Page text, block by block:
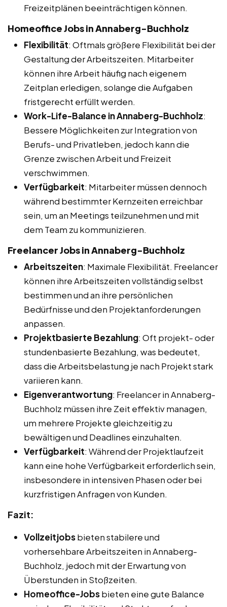
Freizeitplänen beeinträchtigen können.
Homeoffice Jobs in Annaberg-Buchholz
Flexibilität: Oftmals größere Flexibilität bei der
Gestaltung der Arbeitszeiten. Mitarbeiter
können ihre Arbeit häufig nach eigenem
Zeitplan erledigen, solange die Aufgaben
fristgerecht erfüllt werden.
Work-Life-Balance in Annaberg-Buchholz:
Bessere Möglichkeiten zur Integration von
Berufs- und Privatleben, jedoch kann die
Grenze zwischen Arbeit und Freizeit
verschwimmen.
Verfügbarkeit: Mitarbeiter müssen dennoch
während bestimmter Kernzeiten erreichbar
sein, um an Meetings teilzunehmen und mit
dem Team zu kommunizieren.
Freelancer Jobs in Annaberg-Buchholz
Arbeitszeiten: Maximale Flexibilität. Freelancer
können ihre Arbeitszeiten vollständig selbst
bestimmen und an ihre persönlichen
Bedürfnisse und den Projektanforderungen
anpassen.
Projektbasierte Bezahlung: Oft projekt- oder
stundenbasierte Bezahlung, was bedeutet,
dass die Arbeitsbelastung je nach Projekt stark
variieren kann.
Eigenverantwortung: Freelancer in Annaberg-
Buchholz müssen ihre Zeit effektiv managen,
um mehrere Projekte gleichzeitig zu
bewältigen und Deadlines einzuhalten.
Verfügbarkeit: Während der Projektlaufzeit
kann eine hohe Verfügbarkeit erforderlich sein,
insbesondere in intensiven Phasen oder bei
kurzfristigen Anfragen von Kunden.
Fazit:
Vollzeitjobsbieten stabilere und
vorhersehbare Arbeitszeiten in Annaberg-
Buchholz, jedoch mit der Erwartung von
Überstunden in Stoßzeiten.
Homeoffice-Jobsbieten eine gute Balance